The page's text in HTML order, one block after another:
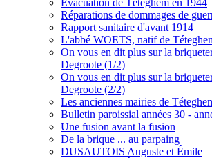
Évacuation de Téteghem en 1944
Réparations de dommages de
Rapport sanitaire d'avant 1914
L'abbé WOETS, natif de
On vous en dit plus sur la
Degroote (1/2)
On vous en dit plus sur la
Degroote (2/2)
Les anciennes mairies de
Bulletin paroissial années 30 -
Une fusion avant la fusion
De la brique ... au parpaing
DUSAUTOIS Auguste et Émile